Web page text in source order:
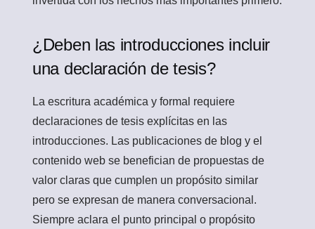
¿Deben las introducciones incluir
una declaración de tesis?
La escritura académica y formal requiere
declaraciones de tesis explícitas en las
introducciones. Las publicaciones de blog y el
contenido web se benefician de propuestas de
valor claras que cumplen un propósito similar
pero se expresan de manera conversacional.
Siempre aclara el punto principal o propósito